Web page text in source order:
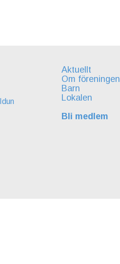
Aktuellt
Om föreningen
Barn
Lokalen
Bli medlem